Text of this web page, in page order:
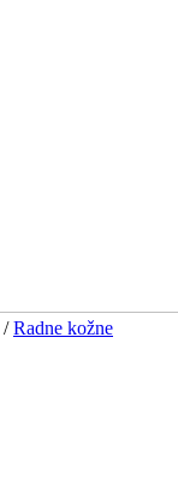
/Radne kožne